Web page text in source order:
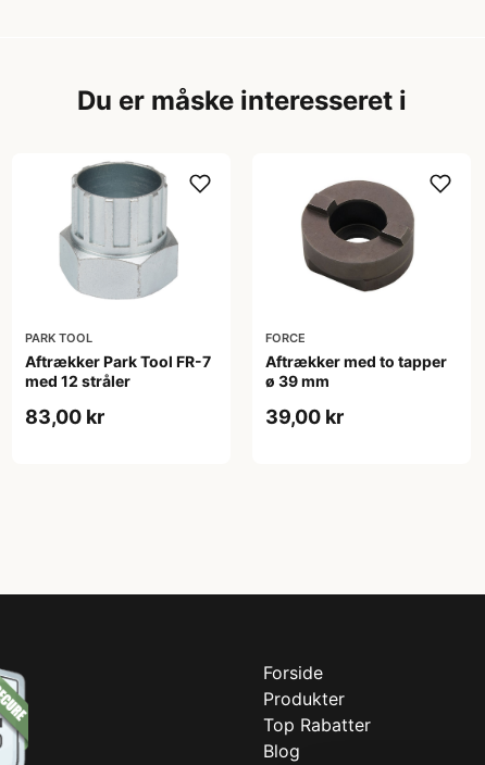
Du er måske interesseret i
PARK TOOL
Aftrækker Park Tool FR-7
med 12 stråler
83,00 kr
FORCE
Aftrækker med to tapper
ø 39 mm
39,00 kr
Forside
Produkter
Top Rabatter
Blog